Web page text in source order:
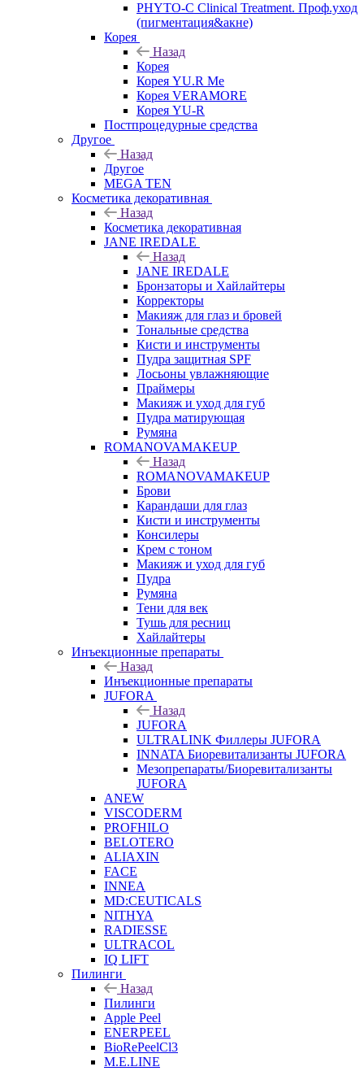
PHYTO-C Clinical Treatment. Проф.уход
(пигментация&акне)
Корея
Назад
Корея
Корея YU.R Me
Корея VERAMORE
Корея YU-R
Постпроцедурные средства
Другое
Назад
Другое
MEGA TEN
Косметика декоративная
Назад
Косметика декоративная
JANE IREDALE
Назад
JANE IREDALE
Бронзаторы и Хайлайтеры
Корректоры
Макияж для глаз и бровей
Тональные средства
Кисти и инструменты
Пудра защитная SPF
Лосьоны увлажняющие
Праймеры
Макияж и уход для губ
Пудра матирующая
Румяна
ROMANOVAMAKEUP
Назад
ROMANOVAMAKEUP
Брови
Карандаши для глаз
Кисти и инструменты
Консилеры
Крем с тоном
Макияж и уход для губ
Пудра
Румяна
Тени для век
Тушь для ресниц
Хайлайтеры
Инъекционные препараты
Назад
Инъекционные препараты
JUFORA
Назад
JUFORA
ULTRALINK Филлеры JUFORA
INNATA Биоревитализанты JUFORA
Мезопрепараты/Биоревитализанты
JUFORA
ANEW
VISCODERM
PROFHILO
BELOTERO
ALIAXIN
FACE
INNEA
MD:CEUTICALS
NITHYA
RADIESSE
ULTRACOL
IQ LIFT
Пилинги
Назад
Пилинги
Apple Peel
ENERPEEL
BioRePeelCl3
M.E.LINE